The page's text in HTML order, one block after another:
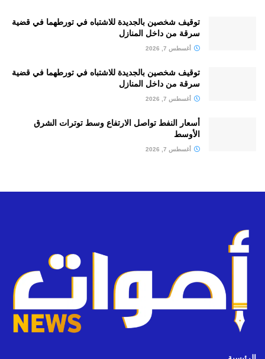
توقيف شخصين بالجديدة للاشتباه في تورطهما في قضية
سرقة من داخل المنازل
أغسطس 7, 2026
توقيف شخصين بالجديدة للاشتباه في تورطهما في قضية
سرقة من داخل المنازل
أغسطس 7, 2026
أسعار النفط تواصل الارتفاع وسط توترات الشرق
الأوسط
أغسطس 7, 2026